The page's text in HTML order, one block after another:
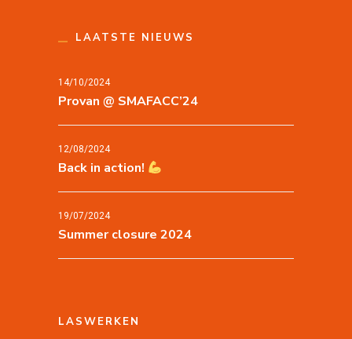
LAATSTE NIEUWS
Provan @ SMAFACC’24
14/10/2024
Back in action!
12/08/2024
Summer closure 2024
19/07/2024
LASWERKEN